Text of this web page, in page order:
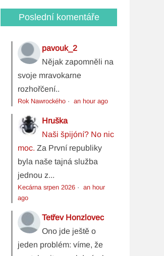
Poslední komentáře
pavouk_2
Nějak zapomněli na
svoje mravokarne
rozhořčení..
Rok Nawrockého ·an hour ago
Hruška
Naši špijóní? No nic
moc. Za První republiky
byla naše tajná služba
jednou z...
Kecárna srpen 2026 ·an hour
ago
Tetřev Honzlovec
Ono jde ještě o
jeden problém: víme, že